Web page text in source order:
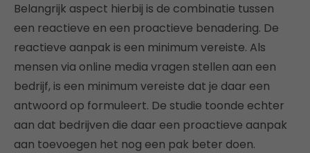
Belangrijk aspect hierbij is de combinatie tussen
een reactieve en een proactieve benadering. De
reactieve aanpak is een minimum vereiste. Als
mensen via online media vragen stellen aan een
bedrijf, is een minimum vereiste dat je daar een
antwoord op formuleert. De studie toonde echter
aan dat bedrijven die daar een proactieve aanpak
aan toevoegen het nog een pak beter doen.